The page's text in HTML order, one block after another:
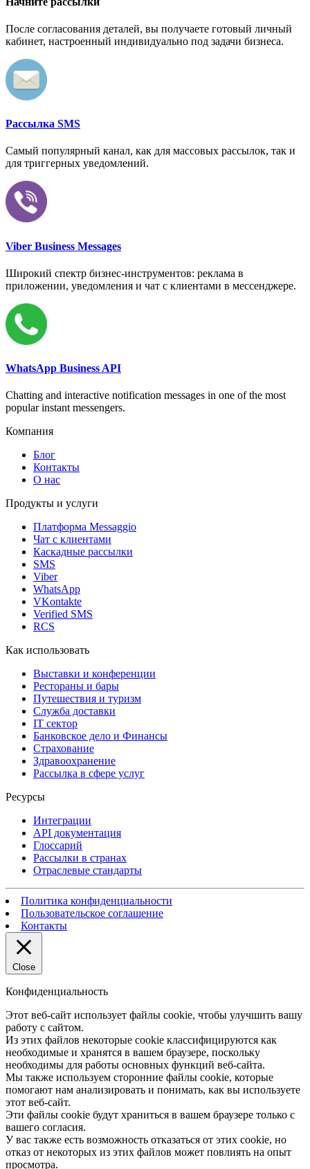
После согласования деталей, вы получаете готовый личный
кабинет, настроенный индивидуально под задачи бизнеса.
Рассылка SMS
Самый популярный канал, как для массовых рассылок, так и
для триггерных уведомлений.
Viber Business Messages
Широкий спектр бизнес-инструментов: реклама в
приложении, уведомления и чат с клиентами в мессенджере.
WhatsApp Business API
Chatting and interactive notification messages in one of the most
popular instant messengers.
Компания
Блог
Контакты
О нас
Продукты и услуги
Платформа Messaggio
Чат с клиентами
Каскадные рассылки
SMS
Viber
WhatsApp
VKontakte
Verified SMS
RCS
Как использовать
Выставки и конференции
Рестораны и бары
Путешествия и туризм
Служба доставки
IT сектор
Банковское дело и Финансы
Страхование
Здравоохранение
Рассылка в сфере услуг
Ресурсы
Интеграции
API документация
Глоссарий
Рассылки в странах
Отраслевые стандарты
Политика конфиденциальности
Пользовательское соглашение
Контакты
Close
Конфиденциальность
Этот веб-сайт использует файлы cookie, чтобы улучшить вашу
работу с сайтом.
Из этих файлов некоторые cookie классифицируются как
необходимые и хранятся в вашем браузере, поскольку
необходимы для работы основных функций веб-сайта.
Мы также используем сторонние файлы cookie, которые
помогают нам анализировать и понимать, как вы используете
этот веб-сайт.
Эти файлы cookie будут храниться в вашем браузере только с
вашего согласия.
У вас также есть возможность отказаться от этих cookie, но
отказ от некоторых из этих файлов может повлиять на опыт
просмотра.